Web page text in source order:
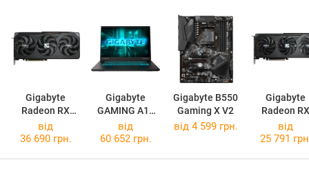
Gigabyte
Radeon RX
9070 XT
GAMING OC
Gigabyte
GAMING A16
3WH
[3WHK3EE894SD]
Gigabyte B550
Gaming X V2
Gigabyte
Radeon RX
9060 XT
GAMING
від
36 690 грн.
від
60 652 грн.
від 4 599 грн.
від
25 791